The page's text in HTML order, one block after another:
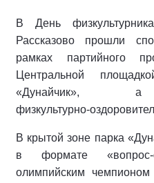
В День
Рассказово прошли
рамках партийного
Центральной
В крытой зоне парка
в формате
олимпийским чемпионом